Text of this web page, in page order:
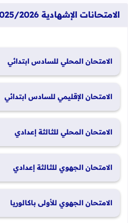
الامتحانات الإشهادية 2025/2026
الامتحان المحلي للسادس ابتدائي
الامتحان الإقليمي للسادس ابتدائي
الامتحان المحلي للثالثة إعدادي
الامتحان الجهوي للثالثة إعدادي
الامتحان الجهوي للأولى باكالوريا